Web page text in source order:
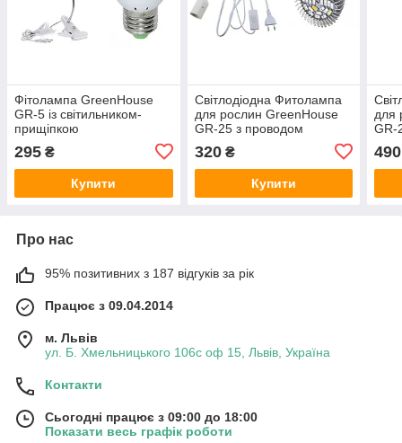
Фітолампа GreenHouse
GR-5 із світильником-
прищіпкою
295 ₴
Купити
Світлодіодна Фитолампа
для рослин GreenHouse
GR-25 з проводом
320₴
Купити
для
GR-
490
Про нас
95% позитивних з 187 відгуків за рік
Працює з 09.04.2014
м. Львів
ул. Б. Хмельницького 106с оф 15, Львів, Україна
Контакти
Сьогодні працює з 09:00 до 18:00
Показати весь графік роботи